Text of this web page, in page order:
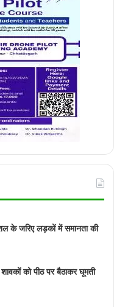
के जरिए लड़कों में समानता की
शावकों को पीठ पर बैठाकर घूमती